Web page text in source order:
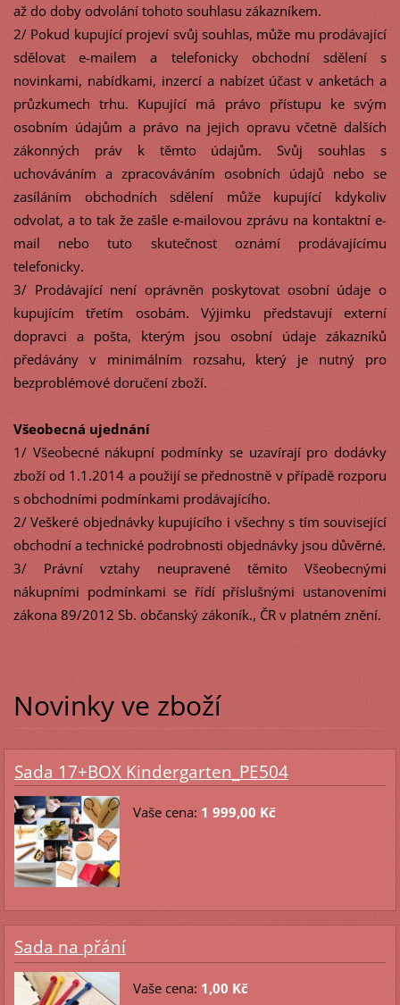
až do doby odvolání tohoto souhlasu zákazníkem.
2/ Pokud kupující projeví svůj souhlas, může mu prodávající
sdělovat e-mailem a telefonicky obchodní sdělení s
novinkami, nabídkami, inzercí a nabízet účast v anketách a
průzkumech trhu. Kupující má právo přístupu ke svým
osobním údajům a právo na jejich opravu včetně dalších
zákonných práv k těmto údajům. Svůj souhlas s
uchováváním a zpracováváním osobních údajů nebo se
zasíláním obchodních sdělení může kupující kdykoliv
odvolat, a to tak že zašle e-mailovou zprávu na kontaktní e-
mail nebo tuto skutečnost oznámí prodávajícímu
telefonicky.
3/ Prodávající není oprávněn poskytovat osobní údaje o
kupujícím třetím osobám. Výjimku představují externí
dopravci a pošta, kterým jsou osobní údaje zákazníků
předávány v minimálním rozsahu, který je nutný pro
bezproblémové doručení zboží.
Všeobecná ujednání
1/ Všeobecné nákupní podmínky se uzavírají pro dodávky
zboží od 1.1.2014 a použijí se přednostně v případě rozporu
s obchodními podmínkami prodávajícího.
2/ Veškeré objednávky kupujícího i všechny s tím související
obchodní a technické podrobnosti objednávky jsou důvěrné.
3/ Právní vztahy neupravené těmito Všeobecnými
nákupními podmínkami se řídí příslušnými ustanoveními
zákona 89/2012 Sb. občanský zákoník., ČR v platném znění.
Novinky ve zboží
Sada 17+BOX Kindergarten_PE504
Vaše cena: 1 999,00 Kč
Sada na přání
Vaše cena: 1,00 Kč